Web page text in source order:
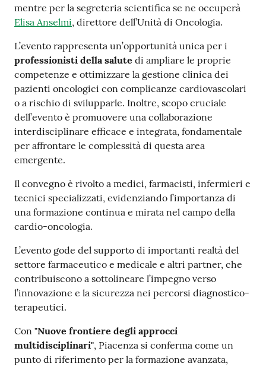
mentre per la segreteria scientifica se ne occuperà
Elisa Anselmi, direttore dell’Unità di Oncologia.
L’evento rappresenta un’opportunità unica per i
professionisti della salute di ampliare le proprie
competenze e ottimizzare la gestione clinica dei
pazienti oncologici con complicanze cardiovascolari
o a rischio di svilupparle. Inoltre, scopo cruciale
dell’evento è promuovere una collaborazione
interdisciplinare efficace e integrata, fondamentale
per affrontare le complessità di questa area
emergente.
Il convegno è rivolto a medici, farmacisti, infermieri e
tecnici specializzati, evidenziando l’importanza di
una formazione continua e mirata nel campo della
cardio-oncologia.
L’evento gode del supporto di importanti realtà del
settore farmaceutico e medicale e altri partner, che
contribuiscono a sottolineare l’impegno verso
l’innovazione e la sicurezza nei percorsi diagnostico-
terapeutici.
Con "Nuove frontiere degli approcci
multidisciplinari", Piacenza si conferma come un
punto di riferimento per la formazione avanzata,